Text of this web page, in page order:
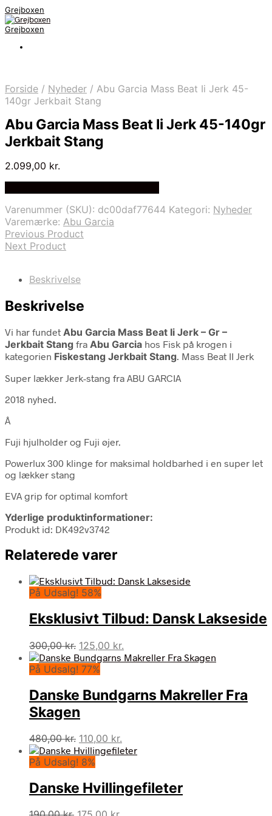
Grejboxen
Grejboxen
Forside / Nyheder / Abu Garcia Mass Beat Ii Jerk 45-
140gr Jerkbait Stang
Abu Garcia Mass Beat Ii Jerk 45-140gr
Jerkbait Stang
2.099,00 kr.
Varenummer (SKU): dc00daf77644 Kategori: Nyheder
Varemærke: Abu Garcia
Previous Product
Next Product
Beskrivelse
Beskrivelse
Vi har fundet Abu Garcia Mass Beat Ii Jerk – Gr –
Jerkbait Stang fra Abu Garcia hos Fisk på krogen i
kategorien Fiskestang Jerkbait Stang. Mass Beat II Jerk
Super lækker Jerk-stang fra ABU GARCIA
2018 nyhed.
Â
Fuji hjulholder og Fuji øjer.
Powerlux 300 klinge for maksimal holdbarhed i en super let
og lækker stang
EVA grip for optimal komfort
Yderlige produktinformationer:
Produkt id: DK492v3742
Relaterede varer
På Udsalg! 58%
Eksklusivt Tilbud: Dansk Lakseside
300,00kr. Den
oprindelige
pris
300,00 kr..
125,00 kr.
aktuelle
125,00 kr..
På Udsalg! 77%
Danske Bundgarns Makreller Fra
Skagen
480,00kr. Den
oprindelige
pris
480,00 kr..
110,00 kr.
aktuelle
110,00 kr..
På Udsalg! 8%
Danske Hvillingefileter